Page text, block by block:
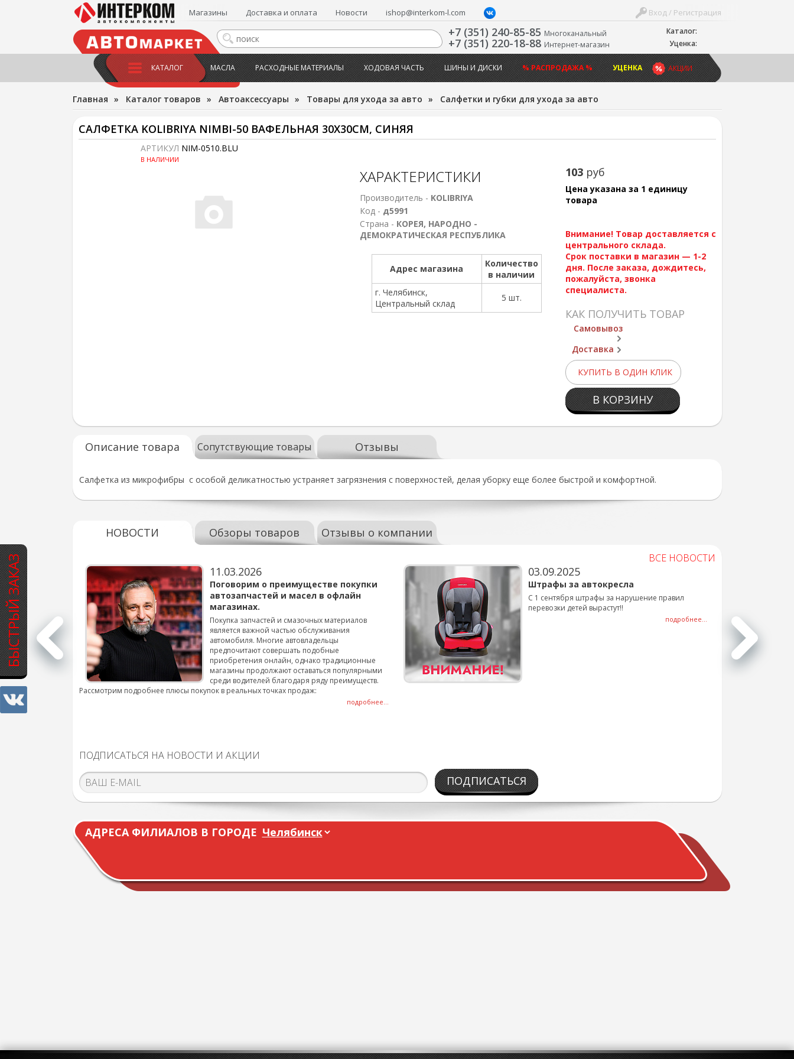
БЫСТРЫЙ ЗАКАЗ
Каталог:
Уценка:
Вход / Регистрация
Магазины Доставка и оплата Новости ishop@interkom-l.com
+7 (351) 240-85-85 Многоканальный
+7 (351) 220-18-88 Интернет-магазин
АКЦИИ
КАТАЛОГ МАСЛА РАСХОДНЫЕ МАТЕРИАЛЫ ХОДОВАЯ ЧАСТЬ ШИНЫ И ДИСКИ % РАСПРОДАЖА % УЦЕНКА
Главная » Каталог товаров » Автоаксессуары » Товары для ухода за авто » Салфетки и губки для ухода за авто
САЛФЕТКА KOLIBRIYA NIMBI-50 ВАФЕЛЬНАЯ 30Х30СМ, СИНЯЯ
АРТИКУЛ NIM-0510.BLU
В НАЛИЧИИ
103 руб
Цена указана за 1 единицу
товара
Внимание! Товар доставляется с
центрального склада.
Срок поставки в магазин — 1-2
дня. После заказа, дождитесь,
пожалуйста, звонка
специалиста.
КАК ПОЛУЧИТЬ ТОВАР
Самовывоз
Доставка
КУПИТЬ В ОДИН КЛИК
В КОРЗИНУ
ХАРАКТЕРИСТИКИ
Производитель - KOLIBRIYA
Код - д5991
Страна - КОРЕЯ, НАРОДНО -
ДЕМОКРАТИЧЕСКАЯ РЕСПУБЛИКА
Адрес магазина
Количество
в наличии
г. Челябинск,
Центральный склад
5 шт.
Описание товара Сопутствующие товары Отзывы
Салфетка из микрофибры с особой деликатностью устраняет загрязнения с поверхностей, делая уборку еще более быстрой и комфортной.
НОВОСТИ Обзоры товаров Отзывы о компании
ВСЕ НОВОСТИ
для
смены шин на
подробнее...
11.03.2026
Поговорим о преимуществе покупки
автозапчастей и масел в офлайн
магазинах.
Покупка запчастей и смазочных материалов
является важной частью обслуживания
автомобиля. Многие автовладельцы
предпочитают совершать подобные
приобретения онлайн, однако традиционные
магазины продолжают оставаться популярными
среди водителей благодаря ряду преимуществ.
Рассмотрим подробнее плюсы покупок в реальных точках продаж:
подробнее...
03.09.2025
Штрафы за автокресла
С 1 сентября штрафы за нарушение правил
перевозки детей вырастут!!
подробнее...
ПОДПИСАТЬСЯ НА НОВОСТИ И АКЦИИ
ПОДПИСАТЬСЯ
АДРЕСА ФИЛИАЛОВ В ГОРОДЕ